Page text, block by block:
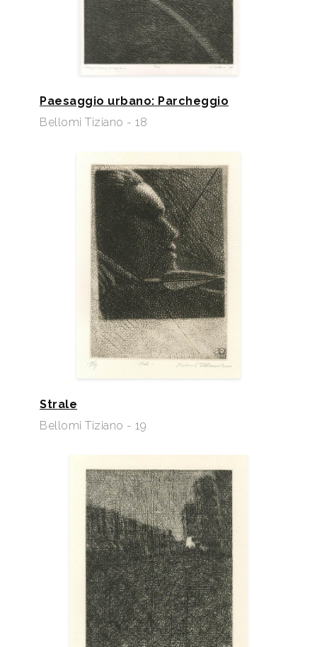
Paesaggio urbano: Parcheggio
Bellomi Tiziano - 18
Strale
Bellomi Tiziano - 19